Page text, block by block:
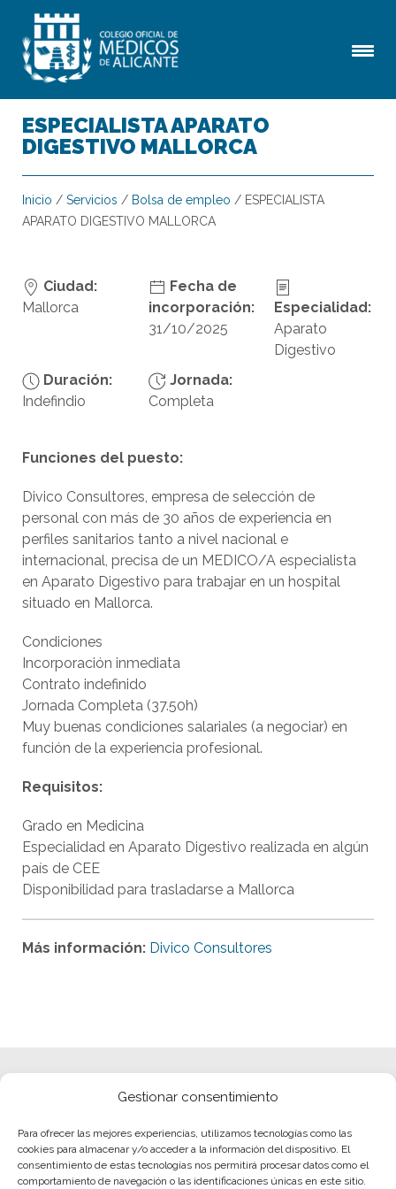
Gestionar consentimiento
Para ofrecer las mejores experiencias, utilizamos tecnologías como las
cookies para almacenar y/o acceder a la información del dispositivo. El
consentimiento de estas tecnologías nos permitirá procesar datos como el
comportamiento de navegación o las identificaciones únicas en este sitio.
ESPECIALISTA APARATO
DIGESTIVO MALLORCA
Inicio / Servicios / Bolsa de empleo / ESPECIALISTA
APARATO DIGESTIVO MALLORCA
Ciudad:
Mallorca
Fecha de
incorporación:
31/10/2025
Especialidad:
Aparato
Digestivo
Duración:
Indefindio
Jornada:
Completa
Funciones del puesto:
Divico Consultores, empresa de selección de
personal con más de 30 años de experiencia en
perfiles sanitarios tanto a nivel nacional e
internacional, precisa de un MEDICO/A especialista
en Aparato Digestivo para trabajar en un hospital
situado en Mallorca.
Condiciones
Incorporación inmediata
Contrato indefinido
Jornada Completa (37.50h)
Muy buenas condiciones salariales (a negociar) en
función de la experiencia profesional.
Requisitos:
Grado en Medicina
Especialidad en Aparato Digestivo realizada en algún
país de CEE
Disponibilidad para trasladarse a Mallorca
Más información: Divico Consultores